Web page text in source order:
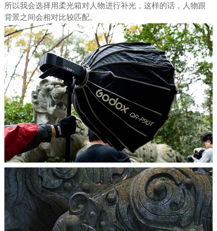
所以我会选择用柔光箱对人物进行补光，这样的话，人物跟
背景之间会相对比较匹配。